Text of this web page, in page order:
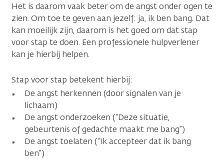
Het is daarom vaak beter om de angst onder ogen te
zien. Om toe te geven aan jezelf: ja, ik ben bang. Dat
kan moeilijk zijn, daarom is het goed om dat stap
voor stap te doen. Een professionele hulpverlener
kan je hierbij helpen.
Stap voor stap betekent hierbij:
De angst herkennen (door signalen van je
lichaam)
De angst onderzoeken (“Deze situatie,
gebeurtenis of gedachte maakt me bang”)
De angst toelaten (“Ik accepteer dat ik bang
ben”)